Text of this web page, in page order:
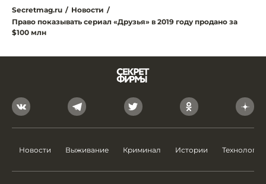
Secretmag.ru / Новости /
Право показывать сериал «Друзья» в 2019 году продано за
$100 млн
Новости Выживание Криминал Истории Технологии